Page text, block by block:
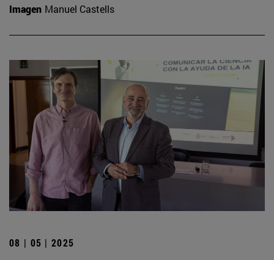
Imagen Manuel Castells
08 | 05 | 2025